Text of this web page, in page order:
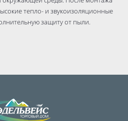
тепло- и звукоизоляционные
защиту от пыли.